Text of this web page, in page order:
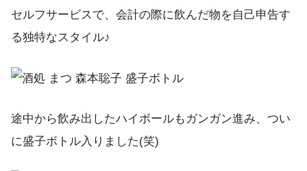
セルフサービスで、会計の際に飲んだ物を自己申告す
る独特なスタイル♪
途中から飲み出したハイボールもガンガン進み、つい
に盛子ボトル入りました(笑)